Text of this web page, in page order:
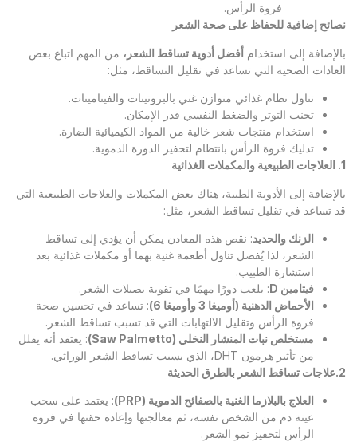
فروة الرأس.
نصائح إضافية للحفاظ على صحة الشعر
بالإضافة إلى استخدام أفضل أدوية تساقط الشعر، من المهم اتباع بعض
العادات الصحية التي تساعد في تقليل التساقط، مثل:
تناول نظام غذائي متوازن غني بالبروتينات والفيتامينات.
تجنب التوتر والضغط النفسي قدر الإمكان.
استخدام منتجات شعر خالية من المواد الكيميائية الضارة.
تدليك فروة الرأس بانتظام لتحفيز الدورة الدموية.
1. العلاجات الطبيعية والمكملات الغذائية
بالإضافة إلى الأدوية الطبية، هناك بعض المكملات والعلاجات الطبيعية التي
قد تساعد في تقليل تساقط الشعر، مثل:
الزنك والحديد: نقص هذه المعادن يمكن أن يؤدي إلى تساقط
الشعر، لذا يُفضل تناول أطعمة غنية بهما أو مكملات غذائية بعد
استشارة الطبيب.
فيتامين
: يلعب دورًا مهمًا في تقوية بصيلات الشعر.
الأحماض الدهنية (أوميغا 3 وأوميغا 6)
: تساعد في تحسين صحة
فروة الرأس وتقليل الالتهابات التي قد تسبب تساقط الشعر.
مستخلص نبات المنشار النخلي (Saw Palmetto)
: يعتقد أنه يقلل
من تأثير هرمون DHT، الذي يسبب تساقط الشعر الوراثي.
2. علاجات تساقط الشعر بالطرق الحديثة
العلاج بالبلازما الغنية بالصفائح الدموية (PRP)
: يعتمد على سحب
عينة دم من الشخص نفسه، ثم معالجتها وإعادة حقنها في فروة
الرأس لتحفيز نمو الشعر.